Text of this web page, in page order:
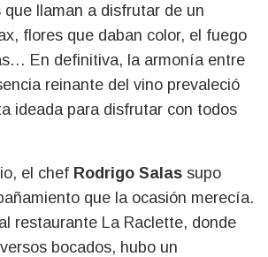
que llaman a disfrutar de un
flores que daban color, el fuego
En definitiva, la armonía entre
reinante del vino prevaleció
ideada para disfrutar con todos
el chef Rodrigo Salas supo
que la ocasión merecía.
restaurante La Raclette, donde
bocados, hubo un